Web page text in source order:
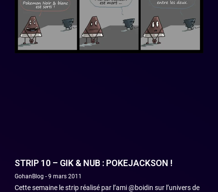
STRIP 10 – GIK & NUB : POKEJACKSON !
GohanBlog 9 mars 2011
Cette semaine le strip réalisé par l’ami @boidin sur l’univers de